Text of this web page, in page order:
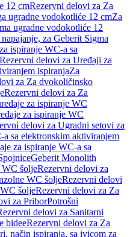
12 cmRezervni delovi za Za
ugradne vodokotliće 12 cmZa
ugradne vodokotliće 12
za Geberit Sigma
ispiranje WC-a sa
Rezervni delovi za Uređaji za
ispiranjaZa
za Za dvokoličinsko
Rezervni delovi za Za
za ispiranje WC
za ispiranje WC
delovi za Ugradni setovi za
a sa elektronskim aktiviranjem
za ispiranje WC-a sa
Geberit Monolith
WC šoljeRezervni delovi za
WC šoljeRezervni delovi
šoljeRezervni delovi za Za
za PriborPotrošni
delovi za Sanitarni
bideeRezervni delovi za Za
način ispiranja, sa ivicom za